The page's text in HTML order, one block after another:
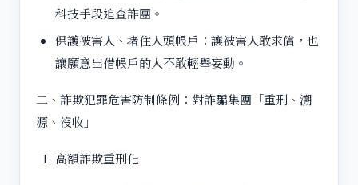
科技手段追查詐團。
保護被害人、堵住人頭帳戶：讓被害人敢求償，也
讓願意出借帳戶的人不敢輕舉妄動。
二、詐欺犯罪危害防制條例：對詐騙集團「重刑、溯
源、沒收」
高額詐欺重刑化